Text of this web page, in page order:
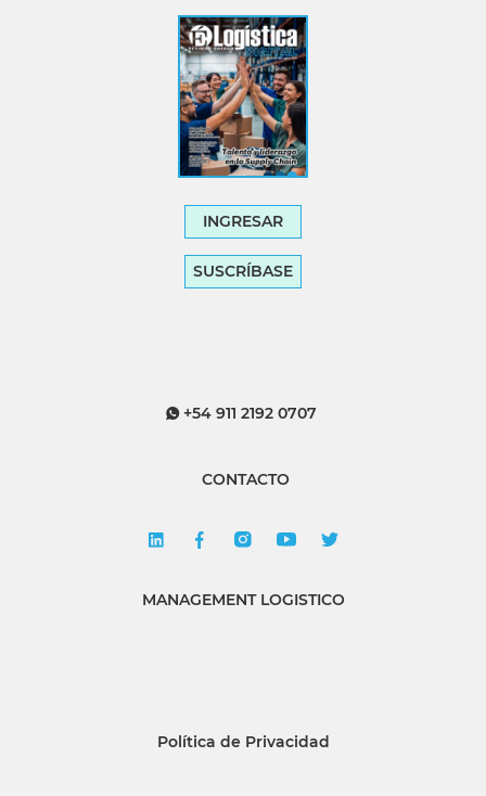
INGRESAR
SUSCRÍBASE
+54 911 2192 0707
CONTACTO
MANAGEMENT LOGISTICO
Política de Privacidad